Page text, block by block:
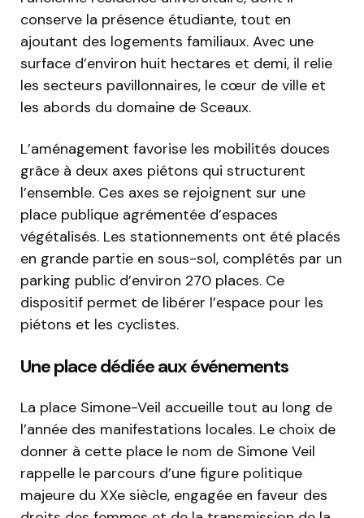
conserve la présence étudiante, tout en
ajoutant des logements familiaux. Avec une
surface d’environ huit hectares et demi, il relie
les secteurs pavillonnaires, le cœur de ville et
les abords du domaine de Sceaux.
L’aménagement favorise les mobilités douces
grâce à deux axes piétons qui structurent
l’ensemble. Ces axes se rejoignent sur une
place publique agrémentée d’espaces
végétalisés. Les stationnements ont été placés
en grande partie en sous-sol, complétés par un
parking public d’environ 270 places. Ce
dispositif permet de libérer l’espace pour les
piétons et les cyclistes.
Une place dédiée aux événements
La place Simone-Veil accueille tout au long de
l’année des manifestations locales. Le choix de
donner à cette place le nom de Simone Veil
rappelle le parcours d’une figure politique
majeure du XXe siècle, engagée en faveur des